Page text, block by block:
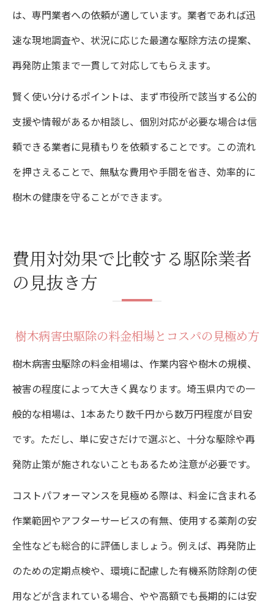
は、専門業者への依頼が適しています。業者であれば迅
速な現地調査や、状況に応じた最適な駆除方法の提案、
再発防止策まで一貫して対応してもらえます。
賢く使い分けるポイントは、まず市役所で該当する公的
支援や情報があるか相談し、個別対応が必要な場合は信
頼できる業者に見積もりを依頼することです。この流れ
を押さえることで、無駄な費用や手間を省き、効率的に
樹木の健康を守ることができます。
費用対効果で比較する駆除業者
の見抜き方
樹木病害虫駆除の料金相場とコスパの見極め方
樹木病害虫駆除の料金相場は、作業内容や樹木の規模、
被害の程度によって大きく異なります。埼玉県内での一
般的な相場は、1本あたり数千円から数万円程度が目安
です。ただし、単に安さだけで選ぶと、十分な駆除や再
発防止策が施されないこともあるため注意が必要です。
コストパフォーマンスを見極める際は、料金に含まれる
作業範囲やアフターサービスの有無、使用する薬剤の安
全性なども総合的に評価しましょう。例えば、再発防止
のための定期点検や、環境に配慮した有機系防除剤の使
用などが含まれている場合、やや高額でも長期的には安